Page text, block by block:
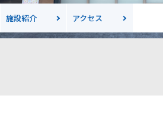
施設紹介 アクセス